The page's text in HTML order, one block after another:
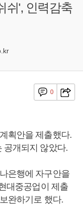
쉬', 인력감축
0
획안을 제출했다.
공개되지 않았다.
은행에 자구안을
대중공업이 제출
완하기로 했다.